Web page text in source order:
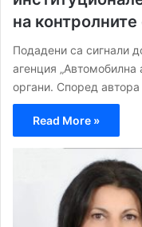
на контролните
Подадени са сигнали
агенция „Автомобилна
органи. Според
Read More »